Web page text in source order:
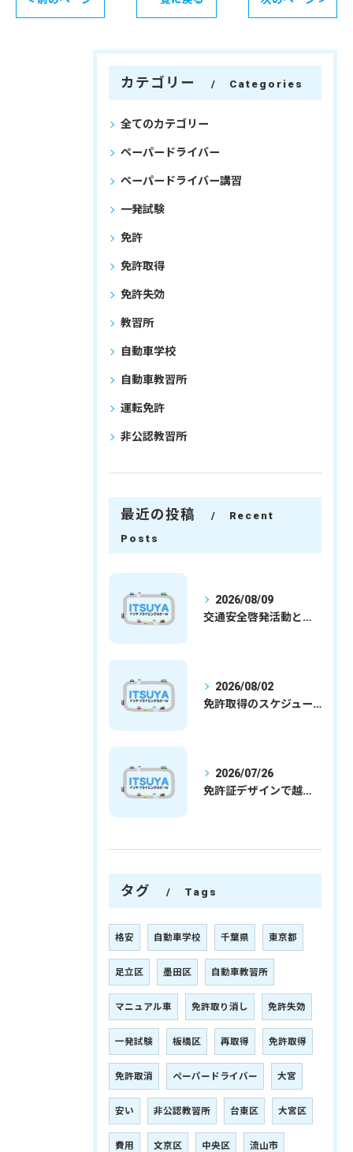
カテゴリー Categories
全てのカテゴリー
ペーパードライバー
ペーパードライバー講習
一発試験
免許
免許取得
免許失効
教習所
自動車学校
自動車教習所
運転免許
非公認教習所
最近の投稿
Recent
Posts
2026/08/09
交通安全啓発活動と埼玉県さいたま市行田市で免許取得を安心して目指すための実践ガイド
2026/08/02
免許取得のスケジュールを徹底解説学生社会人の通学合宿別プランで最短取得のコツ
2026/07/26
免許証デザインで越谷市愛を表現する埼玉県さいたま市越谷市の免許取得完全ガイド
タグ Tags
格安 自動車学校 千葉県 東京都
足立区 墨田区 自動車教習所
マニュアル車 免許取り消し 免許失効
一発試験 板橋区 再取得 免許取得
免許取消 ペーパードライバー 大宮
安い 非公認教習所 台東区 大宮区
費用 文京区 中央区 流山市